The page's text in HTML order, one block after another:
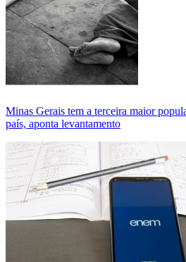
Minas Gerais tem a terceira maior
país, aponta levantamento